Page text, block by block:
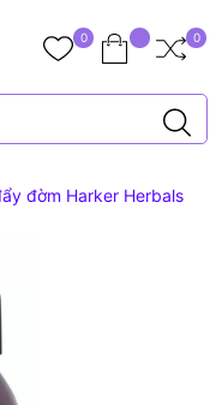
0 0
đờm Harker Herbals